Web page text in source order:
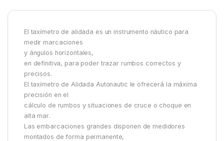
El taxímetro de alidada es un instrumento náutico para
medir marcaciones
y ángulos horizontales,
en definitiva, para poder trazar rumbos correctos y
precisos.
El taxímetro de Alidada Autonautic le ofrecerá la máxima
precisión en el
cálculo de rumbos y situaciones de cruce o choque en
alta mar.
Las embarcaciones grandes disponen de medidores
montados de forma permanente,